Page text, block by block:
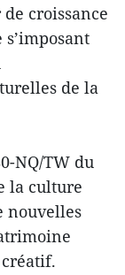
croissance
de la
NQ/TW du
la culture
nouvelles